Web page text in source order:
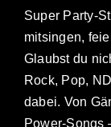
Super Party-
mitsingen,
Glaubst du
Rock, Pop,
dabei. Von
Power-Songs